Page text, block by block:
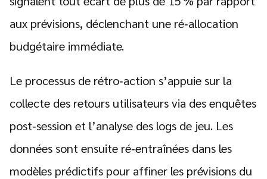
aux prévisions, déclenchant une ré‑allocation
budgétaire immédiate.
Le processus de rétro‑action s’appuie sur la
collecte des retours utilisateurs via des enquêtes
post‑session et l’analyse des logs de jeu. Les
données sont ensuite ré‑entraînées dans les
modèles prédictifs pour affiner les prévisions du